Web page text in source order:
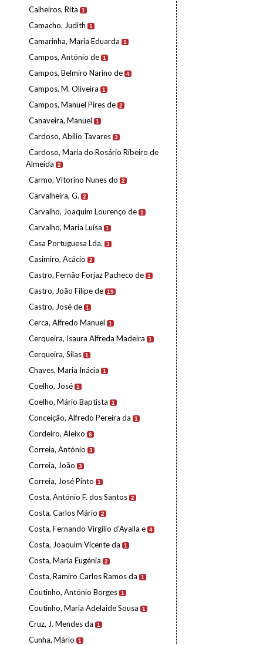
Calheiros, Rita 1
Camacho, Judith 1
Camarinha, Maria Eduarda 1
Campos, António de 1
Campos, Belmiro Narino de 4
Campos, M. Oliveira 1
Campos, Manuel Pires de 2
Canaveira, Manuel 1
Cardoso, Abílio Tavares 3
Cardoso, Maria do Rosário Ribeiro de
Almeida
2
Carmo, Vitorino Nunes do 2
Carvalheira, G. 2
Carvalho, Joaquim Lourenço de 1
Carvalho, Maria Luísa 1
Casa Portuguesa Lda. 3
Casimiro, Acácio 2
Castro, Fernão Forjaz Pacheco de 1
Castro, João Filipe de 19
Castro, José de 1
Cerca, Alfredo Manuel 1
Cerqueira, Isaura Alfreda Madeira 1
Cerqueira, Silas 1
Chaves, Maria Inácia 1
Coelho, José 1
Coelho, Mário Baptista 1
Conceição, Alfredo Pereira da 1
Cordeiro, Aleixo 6
Correia, António 3
Correia, João 3
Correia, José Pinto 1
Costa, António F. dos Santos 2
Costa, Carlos Mário 2
Costa, Fernando Virgílio d'Ayalla e 4
Costa, Joaquim Vicente da 1
Costa, Maria Eugénia 2
Costa, Ramiro Carlos Ramos da 1
Coutinho, António Borges 1
Coutinho, Maria Adelaide Sousa 1
Cruz, J. Mendes da 1
Cunha, Mário 1